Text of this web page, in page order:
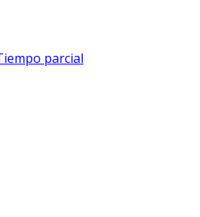
parcial